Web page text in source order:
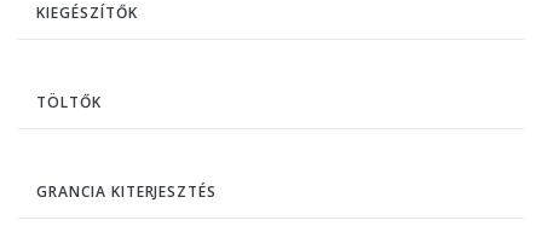
KIEGÉSZÍTŐK
TÖLTŐK
GRANCIA KITERJESZTÉS